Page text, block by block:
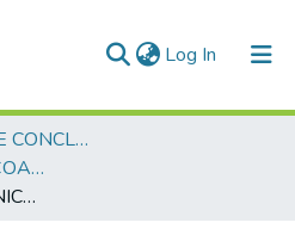
Log In (current)
TRABALHOS DE CONCLUSÃO DE CURSO - CAO (CURSO DE APERFEIÇOAMENTO DE OFICIAIS)
CURSO DE APERFEIÇOAMENTO DE OFICIAIS - CAO - 1993
OS MEIOS DE COMUNICACÃO SOCIAL FORMADORES DE OPINIÃO PUBLICA E 0 PAPEL DA POLÍCIA MILITAR NO RELACIONAMENTO COM (0.C"S.). ÓRGÃOS DE COMUNICACÃO SOCIAL PROFISSIONAIS